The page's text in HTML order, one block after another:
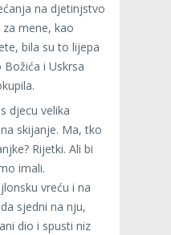
na djetinjstvo
mene, kao
bila su to lijepa
i Uskrsa
djecu velika
skijanje. Ma, tko
Rijetki. Ali bi
imali.
vreću i na
sjedni na nju,
dio i spusti niz